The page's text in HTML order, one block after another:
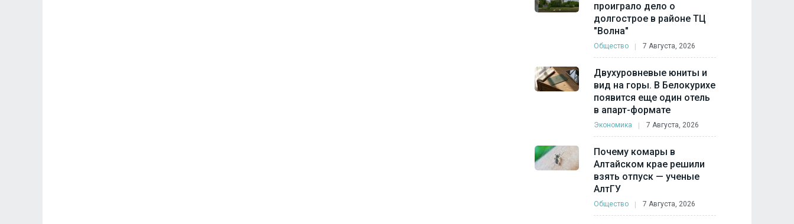
проиграло дело о
долгострое в районе ТЦ
"Волна"
Общество 7 Августа, 2026
Двухуровневые юниты и
вид на горы. В Белокурихе
появится еще один отель
в апарт-формате
Экономика 7 Августа, 2026
Почему комары в
Алтайском крае решили
взять отпуск — ученые
АлтГУ
Общество 7 Августа, 2026